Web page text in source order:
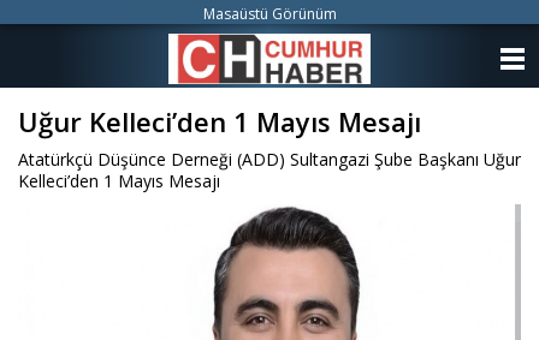
Uğur Kelleci’den 1 Mayıs Mesajı
Atatürkçü Düşünce Derneği (ADD) Sultangazi Şube Başkanı Uğur
Kelleci’den 1 Mayıs Mesajı
Masaüstü Görünüm
KATEGORİLER
YAZARLAR